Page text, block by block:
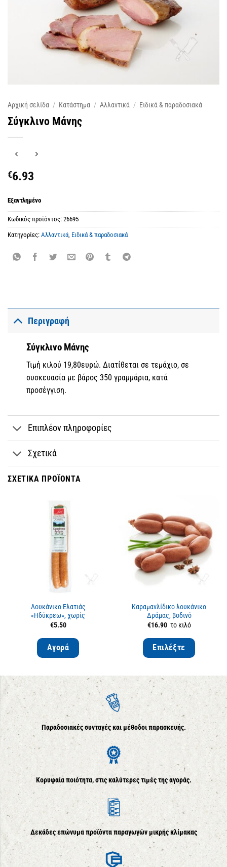
Αρχική σελίδα / Κατάστημα / Αλλαντικά / Ειδικά & παραδοσιακά
Σύγκλινο Μάνης
€6.93
Εξαντλημένο
Κωδικός προϊόντος: 26695
Κατηγορίες: Αλλαντικά, Ειδικά & παραδοσιακά
Περιγραφή
Σύγκλινο Μάνης
Τιμή κιλού 19,80ευρώ. Διατίθεται σε τεμάχιο, σε
συσκευασία με βάρος 350 γραμμάρια, κατά
προσέγγιση.
Επιπλέον πληροφορίες
Σχετικά
ΣΧΕΤΙΚΆ ΠΡΟΪΌΝΤΑ
Λουκάνικο Ελατιάς
«Ηδύκρεω», χωρίς
συντηρητικά
€5.50
Αγορά
Καραμανλίδικο λουκάνικο
Δράμας, βοδινό
€16.90το κιλό
Επιλέξτε
Παραδοσιακές συνταγές και μέθοδοι παρασκευής.
Κορυφαία ποιότητα, στις καλύτερες τιμές της αγοράς.
Δεκάδες επώνυμα προϊόντα παραγωγών μικρής κλίμακας